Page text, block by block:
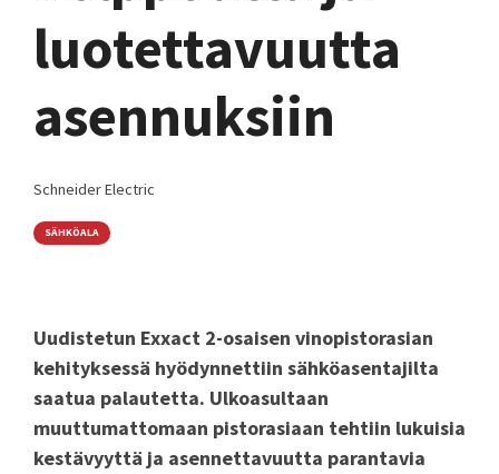
luotettavuutta
asennuksiin
Schneider Electric
SÄHKÖALA
Uudistetun Exxact 2-osaisen vinopistorasian
kehityksessä hyödynnettiin sähköasentajilta
saatua palautetta. Ulkoasultaan
muuttumattomaan pistorasiaan tehtiin lukuisia
kestävyyttä ja asennettavuutta parantavia